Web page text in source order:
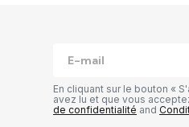
En cliquant sur le bouton «
avez lu et que vous
de confidentialité and